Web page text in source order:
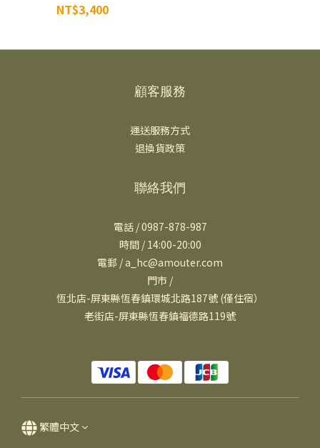
NT$3,400
顧客服務
運送服務方式
退換貨政策
聯絡我們
電話 / 0987-878-987
時間 / 14:00-20:00
電郵 / a_hc@amouter.com
門市 /
恆北店-屏東縣恆春鎮環城北路187號 (僅住宿）
老街店-屏東縣恆春鎮福德路119號
繁體中文